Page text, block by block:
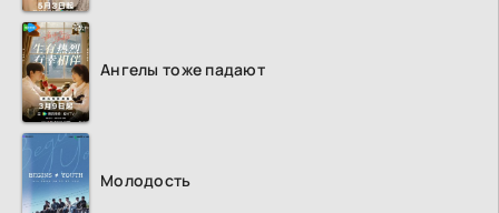
Ангелы тоже падают
Молодость